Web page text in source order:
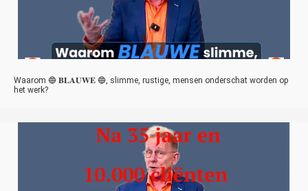
Waarom 🔵 𝐁𝐋𝐀𝐔𝐖𝐄 🔵, slimme, rustige, mensen onderschat worden op
het werk?